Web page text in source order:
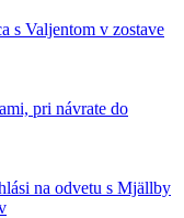
s Valjentom v zostave
pri návrate do
na odvetu s Mjällby